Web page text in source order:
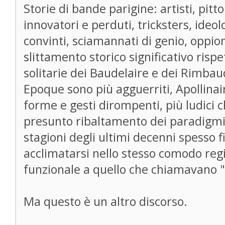
Storie di bande parigine: artisti,
innovatori e perduti, tricksters,
convinti, sciamannati di genio,
slittamento storico significativo
solitarie dei Baudelaire e dei
Epoque sono più agguerriti,
forme e gesti dirompenti, più ludici
presunto ribaltamento dei
stagioni degli ultimi decenni spesso
acclimatarsi nello stesso comodo
funzionale a quello che chiamavano
Ma questo è un altro discorso.